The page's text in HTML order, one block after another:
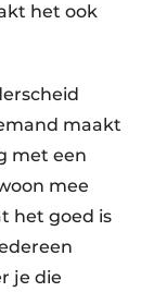
het ook
maakt
met een
mee
het goed is
je die